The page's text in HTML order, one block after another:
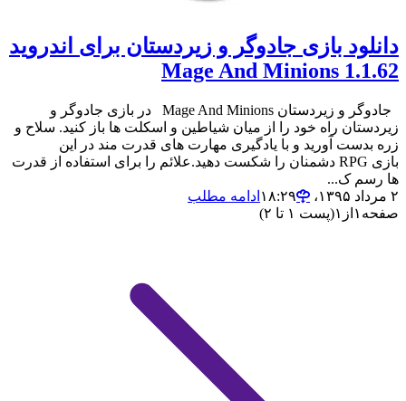
دانلود بازی جادوگر و زیردستان برای اندروید
1.1.62 Mage And Minions
جادوگر و زیردستان Mage And Minions در بازی جادوگر و
زیردستان راه خود را از میان شیاطین و اسکلت ها باز کنید. سلاح و
زره بدست آورید و با یادگیری مهارت های قدرت مند در این
بازی RPG دشمنان را شکست دهید.علائم را برای استفاده از قدرت
ها رسم ک...
۲ مرداد ۱۳۹۵،‏ ۱۸:۲۹
ادامه مطلب
صفحه ۱ از ۱(پست ۱ تا ۲)